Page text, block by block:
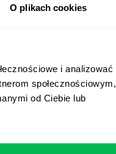
O plikach cookies
i analizować
społecznościowym,
od Ciebie lub